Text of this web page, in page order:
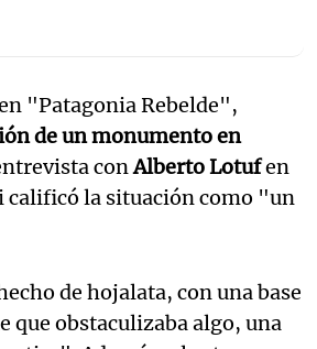
"Patagonia Rebelde",
de un monumento en
conAlberto Lotufen
calificó la situación como "un
de hojalata, con una base
que obstaculizaba algo, una